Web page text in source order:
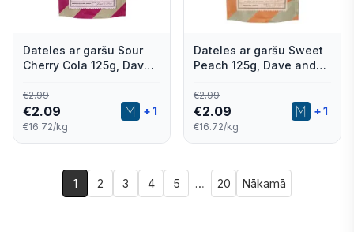
Dateles ar garšu Sour
Cherry Cola 125g, Dave
€2.99
€2.09
€16.72/kg
+1
Dateles ar garšu Sweet
Peach 125g, Dave and
€2.99
€2.09
€16.72/kg
+1
1 2 3 4 5 … 20 Nākamā